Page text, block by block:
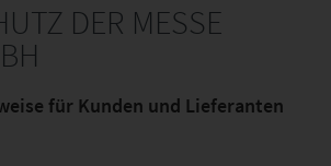
DER MESSE
für Kunden und Lieferanten